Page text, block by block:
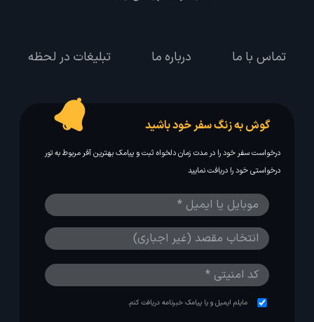
درباره لحظه آخر
پس از حدود 12 سال سرویس دهی به مسافرین با بیش
از یک میلیون کاربر عضو یکی از پربازدید ترین استارتاپ
تماس با ما درباره ما تبلیغات در لحظه
گوش به زنگ سفر خود باشید
درخواست سفر خود را در مدت زمان دلخواه ثبت و پیامک بهترین آفر مربوط به تور